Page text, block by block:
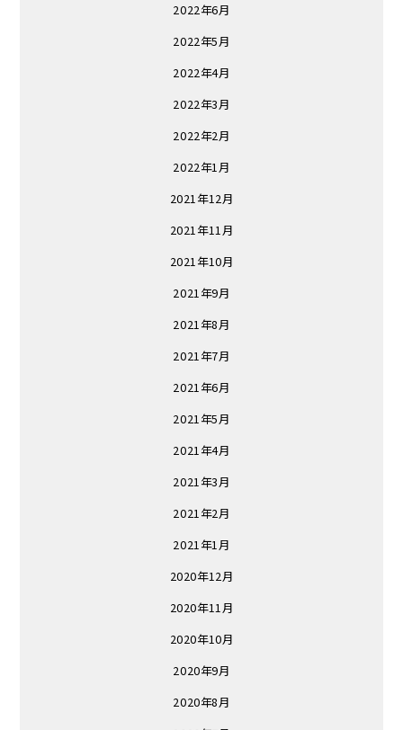
2022年6月
2022年5月
2022年4月
2022年3月
2022年2月
2022年1月
2021年12月
2021年11月
2021年10月
2021年9月
2021年8月
2021年7月
2021年6月
2021年5月
2021年4月
2021年3月
2021年2月
2021年1月
2020年12月
2020年11月
2020年10月
2020年9月
2020年8月